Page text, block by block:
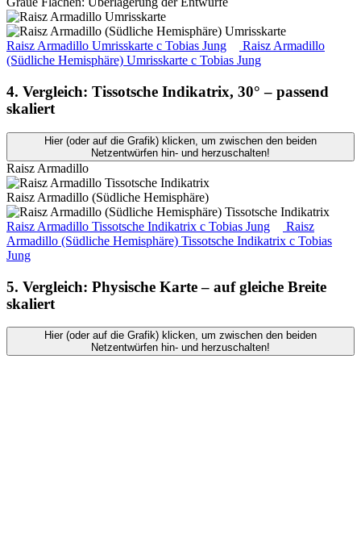
Raisz Armadillo Umrisskarte c Tobias Jung
Raisz Armadillo
(Südliche Hemisphäre) Umrisskarte c Tobias Jung
4. Vergleich: Tissotsche Indikatrix, 30° – passend
skaliert
Hier (oder auf die Grafik) klicken, um zwischen den beiden
Netzentwürfen hin- und herzuschalten!
Raisz Armadillo
Raisz Armadillo (Südliche Hemisphäre)
Raisz Armadillo Tissotsche Indikatrix c Tobias Jung
Raisz
Armadillo (Südliche Hemisphäre) Tissotsche Indikatrix c Tobias
Jung
5. Vergleich: Physische Karte – auf gleiche Breite
skaliert
Hier (oder auf die Grafik) klicken, um zwischen den beiden
Netzentwürfen hin- und herzuschalten!